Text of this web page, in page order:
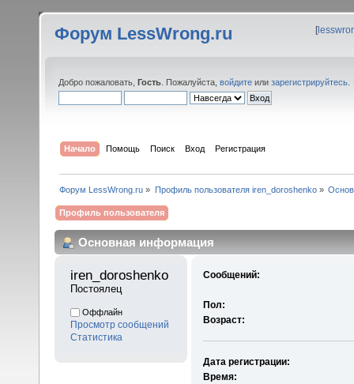
Форум LessWrong.ru [
Добро пожаловать, Гость . Пожалуйста, войдите или зарегистрируйтесь
Начало Помощь Поиск Вход Регистрация
Форум LessWrong.ru » Профиль пользователя iren_doroshenko»
Профиль пользователя
Основная информация
iren_doroshenko
Постоялец
Оффлайн
Просмотр сообщений
Статистика
Сообщений:
Пол:
Возраст:
Дата регистрации:
Время: